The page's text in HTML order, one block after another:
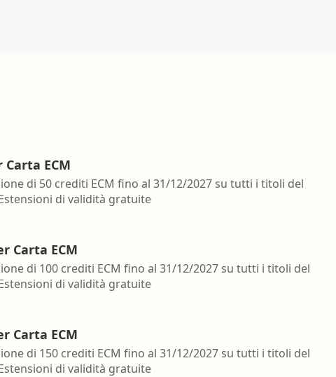
Carta ECM
di 50 crediti ECM fino al 31/12/2027 su tutti i titoli del
di validità gratuite
Carta ECM
di 100 crediti ECM fino al 31/12/2027 su tutti i titoli del
di validità gratuite
Carta ECM
di 150 crediti ECM fino al 31/12/2027 su tutti i titoli del
di validità gratuite